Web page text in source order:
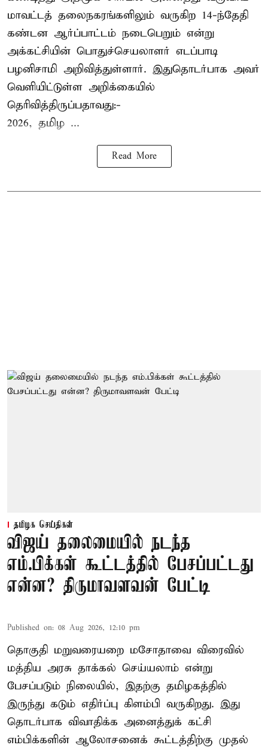
மாவட்டத் தலைநகரங்களிலும் வருகிற 14-ந்தேதி
கண்டன ஆர்ப்பாட்டம் நடைபெறும் என்று
அக்கட்சியின் பொதுச்செயலாளர் எடப்பாடி
பழனிசாமி அறிவித்துள்ளார். இதுதொடர்பாக அவர்
வெளியிட்டுள்ள அறிக்கையில்
தெரிவித்திருப்பதாவது:-
2026, தமிழ ...
Read More
தமிழக செய்திகள்
விஜய் தலைமையில் நடந்த
எம்.பிக்கள் கூட்டத்தில் பேசப்பட்டது
என்ன? திருமாவளவன் பேட்டி
Published on: 08 Aug 2026, 12:10 pm
தொகுதி மறுவரையறை மசோதாவை விரைவில்
மத்திய அரசு தாக்கல் செய்யலாம் என்று
பேசப்படும் நிலையில், இதற்கு தமிழகத்தில்
இருந்து கடும் எதிர்ப்பு கிளம்பி வருகிறது. இது
தொடர்பாக விவாதிக்க அனைத்துக் கட்சி
எம்பிக்களின் ஆலோசனைக் கூட்டத்திற்கு முதல்